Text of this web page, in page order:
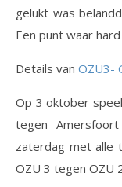
gelukt was
Een punt waar
Details van OZU3-
Op 3 oktober
tegen
zaterdag met alle
OZU 3 tegen OZU